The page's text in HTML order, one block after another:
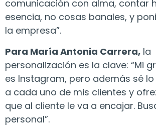
comunicación con alma, contar
esencia, no cosas banales, y
la empresa”.
Para María Antonia Carrera, la
personalización es la clave: “Mi
es Instagram, pero además sé
a cada uno de mis clientes y
que al cliente le va a encajar.
personal”.